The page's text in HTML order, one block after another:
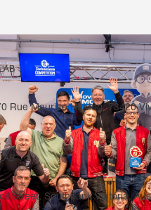
Rue Maurice Herzog, 73420
Street, Southbank Victoria,